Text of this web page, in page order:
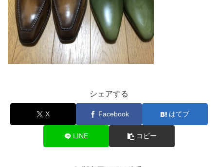
シェアする
X Facebook はてブ
LINE コピー